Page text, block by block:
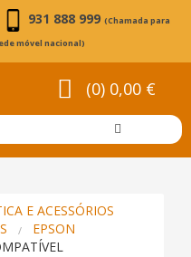
931 888 999 (Chamada para
móvel nacional)
(0) 0,00 €
E ACESSÓRIOS
EPSON